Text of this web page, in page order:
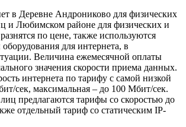
в Деревне Андрониково для физических
и Любимском районе для физических и
по цене, также используются
для интернета, в
Величина ежемесячной оплаты
значения скорости приема данных.
интернета по тарифу с самой низкой
сек, максимальная – до 100 Мбит/сек.
предлагаются тарифы со скоростью до
отдельный тариф со статическим IP-